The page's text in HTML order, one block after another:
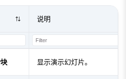
说明
显示演示幻灯片。